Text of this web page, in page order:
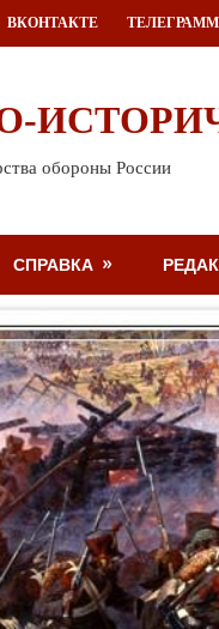
ВКОНТАКТЕ ТЕЛЕГРАММ
обороны России
СПРАВКА